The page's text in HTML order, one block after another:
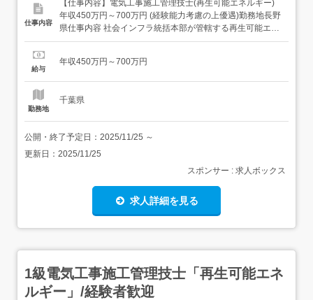
仕事内容
【仕事内容】電気工事施工管理技士(再生可能エネルギー)
年収450万円～700万円 (経験能力考慮の上優遇)勤務地長野
県仕事内容 社会インフラ統括本部が管轄する再生可能エネ
ルギー発電所建設における電気工事施工管理業務を担当し
が、直近は風力発電所の受注が好調です。<具体的には>・
給与
年収450万円～700万円
勤務地
千葉県
公開・終了予定日： 2025/11/25 ～
更新日： 2025/11/25
スポンサー : 求人ボックス
求人詳細を見る
1級電気工事施工管理技士「再生可能エネ
ルギー」/経験者歓迎